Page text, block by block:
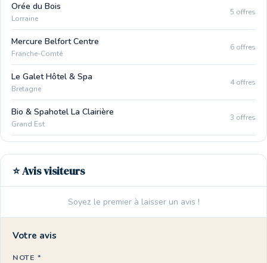
Orée du Bois
Lorraine
5 offres
Mercure Belfort Centre
Franche-Comté
6 offres
Le Galet Hôtel & Spa
Bretagne
4 offres
Bio & Spahotel La Clairière
Grand Est
3 offres
⭐ Avis visiteurs
Soyez le premier à laisser un avis !
Votre avis
NOTE *